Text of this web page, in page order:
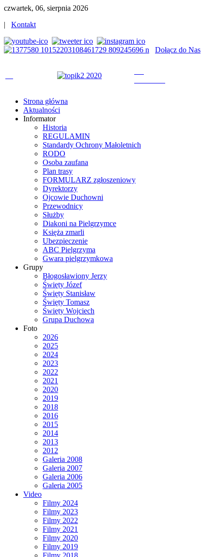
czwartek, 06, sierpnia 2026
| Kontakt
Dołącz do Nas
Strona główna
Aktualności
Informator
Historia
REGULAMIN
Standardy Ochrony Małoletnich
RODO
Osoba zaufana
Plan trasy
FORMULARZ zgłoszeniowy
Dyrektorzy
Ojcowie Duchowni
Przewodnicy
Służby
Diakoni na Pielgrzymce
Księża zmarli
Ubezpieczenie
ABC Pielgrzyma
Gwara pielgrzymkowa
Grupy
Błogosławiony Jerzy
Święty Józef
Święty Stanisław
Święty Tomasz
Święty Wojciech
Grupa Duchowa
Foto
2026
2025
2024
2023
2022
2021
2020
2019
2018
2016
2015
2014
2013
2012
Galeria 2008
Galeria 2007
Galeria 2006
Galeria 2005
Video
Filmy 2024
Filmy 2023
Filmy 2022
Filmy 2021
Filmy 2020
Filmy 2019
Filmy 2018